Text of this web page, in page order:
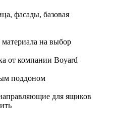
фасады, базовая
на выбор
от компании Boyard
поддоном
для ящиков